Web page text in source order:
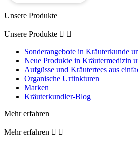
Unsere Produkte
Unsere Produkte  
Sonderangebote in Kräuterkunde
Neue Produkte in Kräutermedizin
Aufgüsse und Kräutertees aus
Organische Urtinkturen
Marken
Kräuterkundler-Blog
Mehr erfahren
Mehr erfahren  